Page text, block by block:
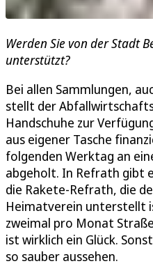
Werden Sie von der Stadt
unterstützt?
Bei allen Sammlungen,
stellt der
Handschuhe zur
aus eigener Tasche
folgenden Werktag an
abgeholt. In Refrath gibt
die Rakete-Refrath, die
Heimatverein unterstellt
zweimal pro Monat
ist wirklich ein Glück.
so sauber aussehen.